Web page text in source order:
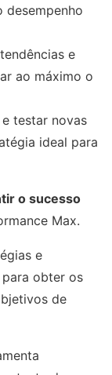
desempenho
e
ao máximo o
testar novas
ideal para
o sucesso
Max.
e
obter os
de